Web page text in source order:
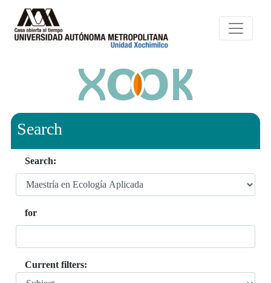
Search
Search:
for
Current filters: